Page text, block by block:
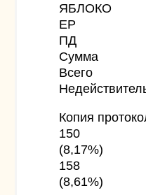
ЯБЛОКО
ЕР
ПД
Сумма
Всего
Копия
150
(8,17%)
158
(8,61%)